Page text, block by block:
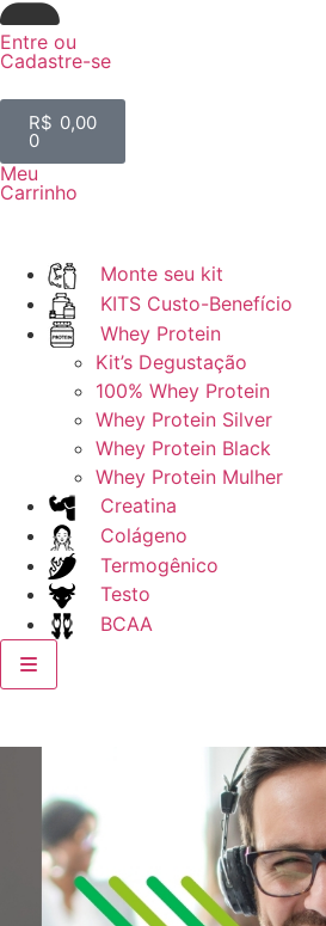
Entre ou
Cadastre-se
R$ 0,00
0
Meu
Carrinho
Monte seu kit
KITS Custo-Benefício
Whey Protein
Kit’s Degustação
100% Whey Protein
Whey Protein Silver
Whey Protein Black
Whey Protein Mulher
Creatina
Colágeno
Termogênico
Testo
BCAA